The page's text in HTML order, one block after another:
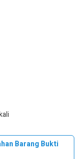
Barang Bukti